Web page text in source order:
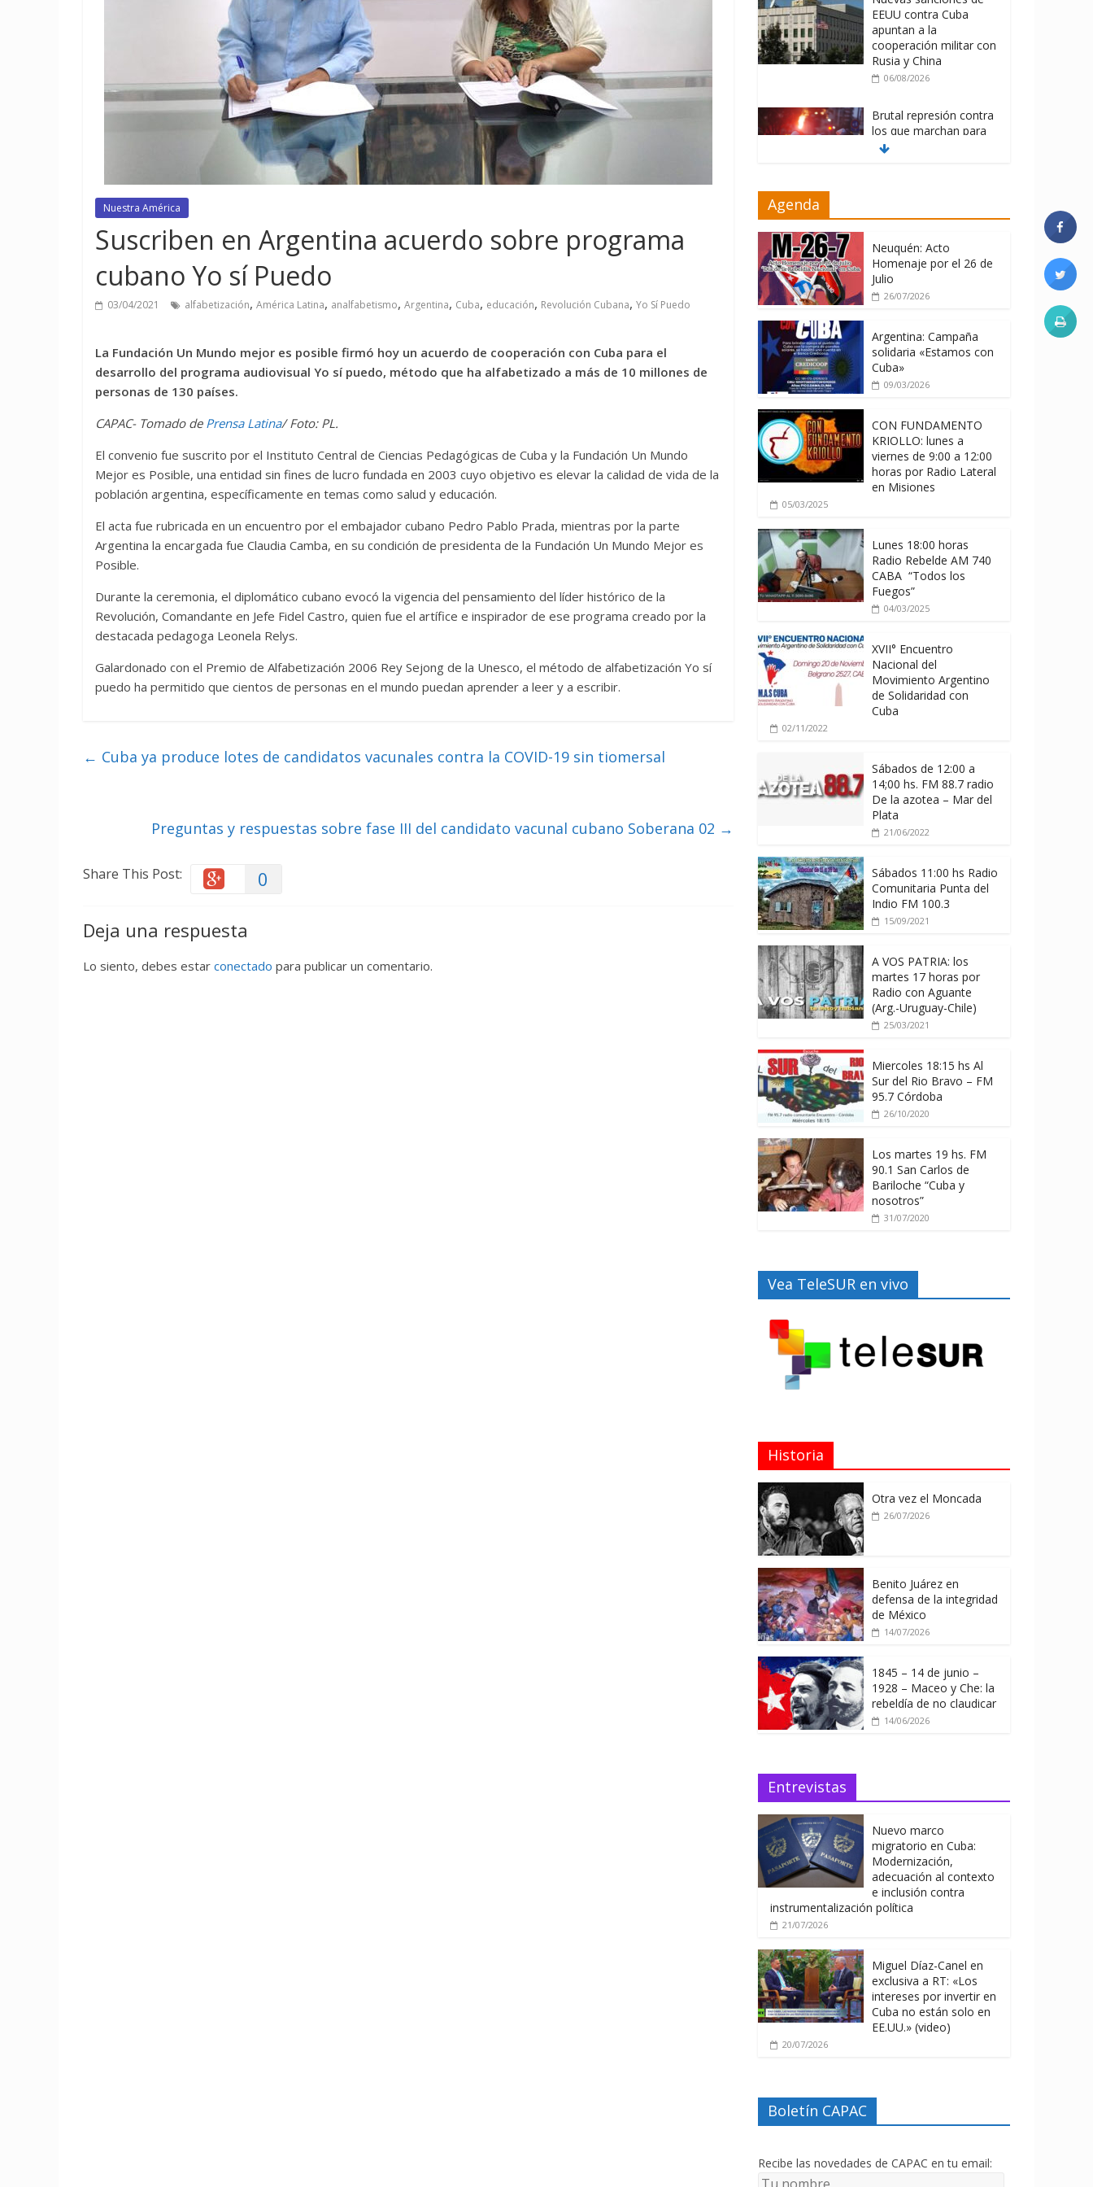
Nuestra América
Suscriben en Argentina acuerdo sobre programa
cubano Yo sí Puedo
03/04/2021 alfabetización, América Latina, analfabetismo, Argentina, Cuba, educación, Revolución Cubana, Yo Sí Puedo
La Fundación Un Mundo mejor es posible firmó hoy un acuerdo de cooperación con Cuba para el
desarrollo del programa audiovisual Yo sí puedo, método que ha alfabetizado a más de 10 millones de
personas de 130 países.
CAPAC- Tomado de Prensa Latina/ Foto: PL.
El convenio fue suscrito por el Instituto Central de Ciencias Pedagógicas de Cuba y la Fundación Un Mundo
Mejor es Posible, una entidad sin fines de lucro fundada en 2003 cuyo objetivo es elevar la calidad de vida de la
población argentina, específicamente en temas como salud y educación.
El acta fue rubricada en un encuentro por el embajador cubano Pedro Pablo Prada, mientras por la parte
Argentina la encargada fue Claudia Camba, en su condición de presidenta de la Fundación Un Mundo Mejor es
Posible.
Durante la ceremonia, el diplomático cubano evocó la vigencia del pensamiento del líder histórico de la
Revolución, Comandante en Jefe Fidel Castro, quien fue el artífice e inspirador de ese programa creado por la
destacada pedagoga Leonela Relys.
Galardonado con el Premio de Alfabetización 2006 Rey Sejong de la Unesco, el método de alfabetización Yo sí
puedo ha permitido que cientos de personas en el mundo puedan aprender a leer y a escribir.
← Cuba ya produce lotes de candidatos vacunales contra la COVID-19 sin tiomersal
Preguntas y respuestas sobre fase III del candidato vacunal cubano Soberana 02 →
Share This Post: 0
Deja una respuesta
Lo siento, debes estar conectado para publicar un comentario.
EEUU contra Cuba
apuntan a la
cooperación militar con
Rusia y China
06/08/2026
Brutal represión contra
los que marchan para
que no se venda la
La ONU condena
contra Cuba
06/08/2026
Agenda
Neuquén: Acto
Homenaje por el 26 de
Julio
26/07/2026
Argentina: Campaña
solidaria «Estamos con
Cuba»
09/03/2026
CON FUNDAMENTO
KRIOLLO: lunes a
viernes de 9:00 a 12:00
horas por Radio Lateral
en Misiones
05/03/2025
Lunes 18:00 horas
Radio Rebelde AM 740
CABA “Todos los
Fuegos”
04/03/2025
XVII° Encuentro
Nacional del
Movimiento Argentino
de Solidaridad con
Cuba
02/11/2022
Sábados de 12:00 a
14;00 hs. FM 88.7 radio
De la azotea – Mar del
Plata
21/06/2022
Sábados 11:00 hs Radio
Comunitaria Punta del
Indio FM 100.3
15/09/2021
A VOS PATRIA: los
martes 17 horas por
Radio con Aguante
(Arg.-Uruguay-Chile)
25/03/2021
Miercoles 18:15 hs Al
Sur del Rio Bravo – FM
95.7 Córdoba
26/10/2020
Los martes 19 hs. FM
90.1 San Carlos de
Bariloche “Cuba y
nosotros”
31/07/2020
Vea TeleSUR en vivo
Historia
Otra vez el Moncada
26/07/2026
Benito Juárez en
defensa de la integridad
de México
14/07/2026
1845 – 14 de junio –
1928 – Maceo y Che: la
rebeldía de no claudicar
14/06/2026
Entrevistas
Nuevo marco
migratorio en Cuba:
Modernización,
adecuación al contexto
e inclusión contra
instrumentalización política
21/07/2026
Miguel Díaz-Canel en
exclusiva a RT: «Los
intereses por invertir en
Cuba no están solo en
EE.UU.» (video)
20/07/2026
Boletín CAPAC
Recibe las novedades de CAPAC en tu email: